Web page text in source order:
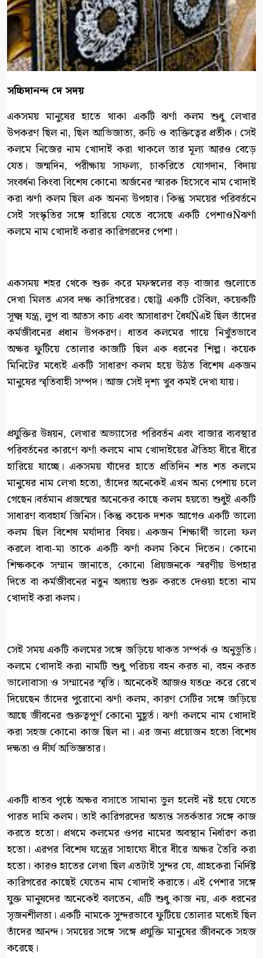
সচ্চিদানন্দ দে সদয়
একসময় মানুষের হাতে থাকা একটি ঝর্ণা কলম শুধু লেখার
উপকরণ ছিল না, ছিল আভিজাত্য, রুচি ও ব্যক্তিত্বের প্রতীক। সেই
কলমে নিজের নাম খোদাই করা থাকলে তার মূল্য আরও বেড়ে
যেত। জন্মদিন, পরীক্ষায় সাফল্য, চাকরিতে যোগদান, বিদায়
সংবর্ধনা কিংবা বিশেষ কোনো অর্জনের স্মারক হিসেবে নাম খোদাই
করা ঝর্ণা কলম ছিল এক অনন্য উপহার। কিন্তু সময়ের পরিবর্তনে
সেই সংস্কৃতির সঙ্গে হারিয়ে যেতে বসেছে একটি পেশাওÑঝর্ণা
কলমে নাম খোদাই করার কারিগরদের পেশা।
একসময় শহর থেকে শুরু করে মফস্বলের বড় বাজার গুলোতে
দেখা মিলত এসব দক্ষ কারিগরের। ছোট্ট একটি টেবিল, কয়েকটি
সূক্ষ্ম যন্ত্র, লুপ বা আতস কাচ এবং অসাধারণ ধৈর্যÑএই ছিল তাঁদের
কর্মজীবনের প্রধান উপকরণ। ধাতব কলমের গায়ে নিখুঁতভাবে
অক্ষর ফুটিয়ে তোলার কাজটি ছিল এক ধরনের শিল্প। কয়েক
মিনিটের মধ্যেই একটি সাধারণ কলম হয়ে উঠত বিশেষ একজন
মানুষের স্মৃতিবাহী সম্পদ। আজ সেই দৃশ্য খুব কমই দেখা যায়।
প্রযুক্তির উন্নয়ন, লেখার অভ্যাসের পরিবর্তন এবং বাজার ব্যবস্থার
পরিবর্তনের কারণে ঝর্ণা কলমে নাম খোদাইয়ের ঐতিহ্য ধীরে ধীরে
হারিয়ে যাচ্ছে। একসময় যাঁদের হাতে প্রতিদিন শত শত কলমে
মানুষের নাম লেখা হতো, তাঁদের অনেকেই এখন অন্য পেশায় চলে
গেছেন।বর্তমান প্রজন্মের অনেকের কাছে কলম হয়তো শুধুই একটি
সাধারণ ব্যবহার্য জিনিস। কিন্তু কয়েক দশক আগেও একটি ভালো
কলম ছিল বিশেষ মর্যাদার বিষয়। একজন শিক্ষার্থী ভালো ফল
করলে বাবা-মা তাকে একটি ঝর্ণা কলম কিনে দিতেন। কোনো
শিক্ষককে সম্মান জানাতে, কোনো প্রিয়জনকে স্মরণীয় উপহার
দিতে বা কর্মজীবনের নতুন অধ্যায় শুরু করতে দেওয়া হতো নাম
খোদাই করা কলম।
সেই সময় একটি কলমের সঙ্গে জড়িয়ে থাকত সম্পর্ক ও অনুভূতি।
কলমে খোদাই করা নামটি শুধু পরিচয় বহন করত না, বহন করত
ভালোবাসা ও সম্মানের স্মৃতি। অনেকেই আজও যতœ করে রেখে
দিয়েছেন তাঁদের পুরোনো ঝর্ণা কলম, কারণ সেটির সঙ্গে জড়িয়ে
আছে জীবনের গুরুত্বপূর্ণ কোনো মুহূর্ত। ঝর্ণা কলমে নাম খোদাই
করা সহজ কোনো কাজ ছিল না। এর জন্য প্রয়োজন হতো বিশেষ
দক্ষতা ও দীর্ঘ অভিজ্ঞতার।
একটি ধাতব পৃষ্ঠে অক্ষর বসাতে সামান্য ভুল হলেই নষ্ট হয়ে যেতে
পারত দামি কলম। তাই কারিগরদের অত্যন্ত সতর্কতার সঙ্গে কাজ
করতে হতো। প্রথমে কলমের ওপর নামের অবস্থান নির্ধারণ করা
হতো। এরপর বিশেষ যন্ত্রের সাহায্যে ধীরে ধীরে অক্ষর তৈরি করা
হতো। কারও হাতের লেখা ছিল এতটাই সুন্দর যে, গ্রাহকেরা নির্দিষ্ট
কারিগরের কাছেই যেতেন নাম খোদাই করাতে। এই পেশার সঙ্গে
যুক্ত মানুষদের অনেকেই বলতেন, এটি শুধু কাজ নয়, এক ধরনের
সৃজনশীলতা। একটি নামকে সুন্দরভাবে ফুটিয়ে তোলার মধ্যেই ছিল
তাঁদের আনন্দ। সময়ের সঙ্গে সঙ্গে প্রযুক্তি মানুষের জীবনকে সহজ
করেছে।